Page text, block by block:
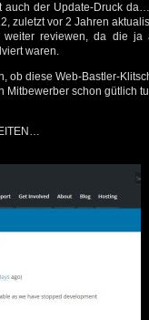
auch der Update-Druck
zuletzt vor 2 Jahren
weiter reviewen, da die ja
waren.
ob diese Web-Bastler-
Mitbewerber schon gütlich